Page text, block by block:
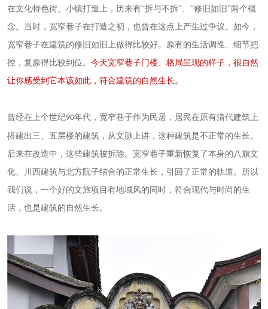
在文化特色街、小镇打造上，历来有“拆与不拆”、“修旧如旧”两个概
念。当时，宽窄巷子在打造之初，也曾在这点上产生过争议。如今，
宽窄巷子在建筑的修旧如旧上做得比较好。原有的生活调性、细节把
控，复原得比较到位。 今天宽窄巷子门楼、格局呈现的样子，很自然
让你感受到它本该如此，符合建筑的自然生长。
曾经在上个世纪90年代，宽窄巷子作为民居，居民在原有清代建筑上
搭建出三、五层楼的建筑，从文脉上讲，这种建筑是不正常的生长。
后来在改造中，这些建筑被拆除。宽窄巷子重新恢复了本身的八旗文
化、川西建筑与北方院子结合的正常生长，引回了正常的轨道。所以
我们说，一个好的文旅项目有地域风的同时，符合现代与时尚的生
活，也是建筑的自然生长。